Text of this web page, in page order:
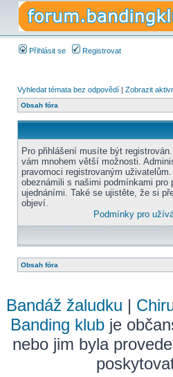
Přihlásit se Registrovat
Vyhledat témata bez odpovědí | Zobrazit
Obsah fóra
Pro přihlášení musíte být
vám mnohem větší možnosti.
pravomoci registrovaným
obeznámili s našimi podmínkami
ujednáními. Také se ujistěte, že si
objeví.
Podmínky pro
Obsah fóra
Bandáž žaludku |
Banding klub je
nebo jim byla